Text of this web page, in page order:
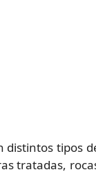
distintos tipos
tratadas,